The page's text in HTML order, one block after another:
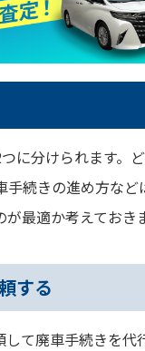
に分けられます。
続きの進め方な
最適か考えておき
する
て廃車手続きを代